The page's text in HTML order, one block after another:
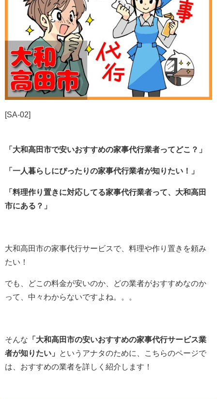
[SA-02]
「大和高田市で安いおすすめの家事代行業者ってどこ？」
「一人暮らしにぴったりの家事代行業者が知りたい！」
「料理作り置きに対応してる家事代行業者って、大和高田
市にある？」
大和高田市の家事代行サービスで、料理や作り置きを頼み
たい！
でも、どこの料金が安いのか、どの業者がおすすめなのか
って、中々わからないですよね。。。
そんな 「大和高田市の安いおすすめの家事代行サービス業
者が知りたい」
というアナタのために、こちらのページで
は、おすすめの業者を詳しく紹介します！